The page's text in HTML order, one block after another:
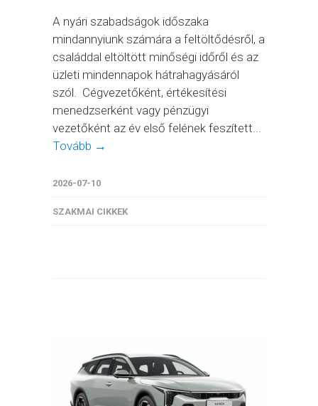
A nyári szabadságok időszaka
mindannyiunk számára a feltöltődésről, a
családdal eltöltött minőségi időről és az
üzleti mindennapok hátrahagyásáról
szól. Cégvezetőként, értékesítési
menedzserként vagy pénzügyi
vezetőként az év első felének feszített...
Tovább →
2026-07-10
SZAKMAI CIKKEK